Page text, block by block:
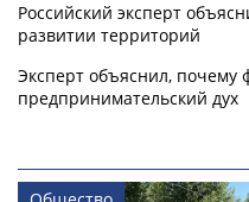
Российский эксперт
развитии территорий
Эксперт объяснил, почему
предпринимательский дух